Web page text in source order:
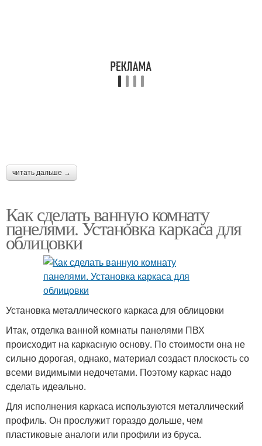
читать дальше →
Как сделать ванную комнату
панелями. Установка каркаса для
облицовки
Установка металлического каркаса для облицовки
Итак, отделка ванной комнаты панелями ПВХ
происходит на каркасную основу. По стоимости она не
сильно дорогая, однако, материал создаст плоскость со
всеми видимыми недочетами. Поэтому каркас надо
сделать идеально.
Для исполнения каркаса используются металлический
профиль. Он прослужит гораздо дольше, чем
пластиковые аналоги или профили из бруса.